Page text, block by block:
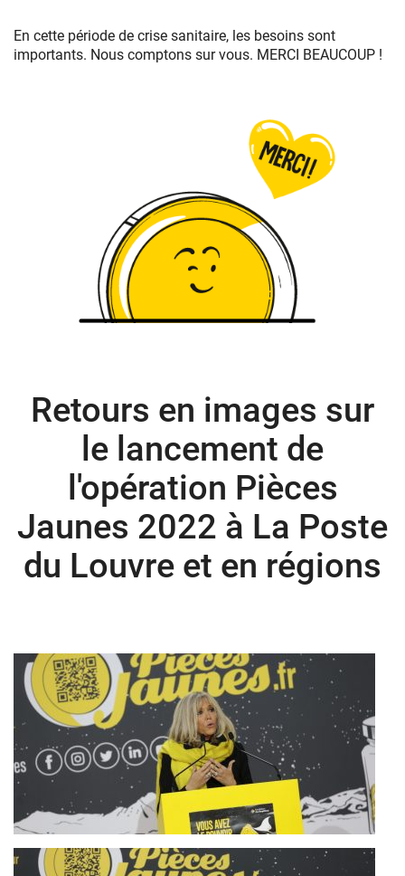
En cette période de crise sanitaire, les besoins sont
importants. Nous comptons sur vous. MERCI BEAUCOUP !
Retours en images sur
le lancement de
l'opération Pièces
Jaunes 2022 à La Poste
du Louvre et en régions